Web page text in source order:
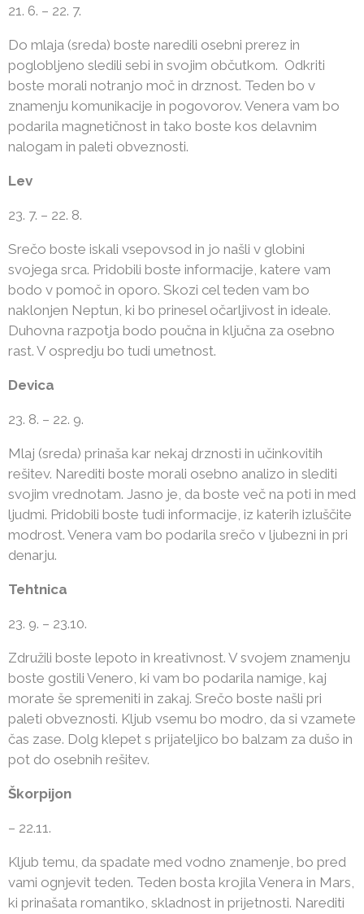
21. 6. – 22. 7.
Do mlaja (sreda) boste naredili osebni prerez in
poglobljeno sledili sebi in svojim občutkom. Odkriti
boste morali notranjo moč in drznost. Teden bo v
znamenju komunikacije in pogovorov. Venera vam bo
podarila magnetičnost in tako boste kos delavnim
nalogam in paleti obveznosti.
Lev
23. 7. – 22. 8.
Srečo boste iskali vsepovsod in jo našli v globini
svojega srca. Pridobili boste informacije, katere vam
bodo v pomoč in oporo. Skozi cel teden vam bo
naklonjen Neptun, ki bo prinesel očarljivost in ideale.
Duhovna razpotja bodo poučna in ključna za osebno
rast. V ospredju bo tudi umetnost.
Devica
23. 8. – 22. 9.
Mlaj (sreda) prinaša kar nekaj drznosti in učinkovitih
rešitev. Narediti boste morali osebno analizo in slediti
svojim vrednotam. Jasno je, da boste več na poti in med
ljudmi. Pridobili boste tudi informacije, iz katerih izluščite
modrost. Venera vam bo podarila srečo v ljubezni in pri
denarju.
Tehtnica
23. 9. – 23.10.
Združili boste lepoto in kreativnost. V svojem znamenju
boste gostili Venero, ki vam bo podarila namige, kaj
morate še spremeniti in zakaj. Srečo boste našli pri
paleti obveznosti. Kljub vsemu bo modro, da si vzamete
čas zase. Dolg klepet s prijateljico bo balzam za dušo in
pot do osebnih rešitev.
Škorpijon
– 22.11.
Kljub temu, da spadate med vodno znamenje, bo pred
vami ognjevit teden. Teden bosta krojila Venera in Mars,
ki prinašata romantiko, skladnost in prijetnosti. Narediti